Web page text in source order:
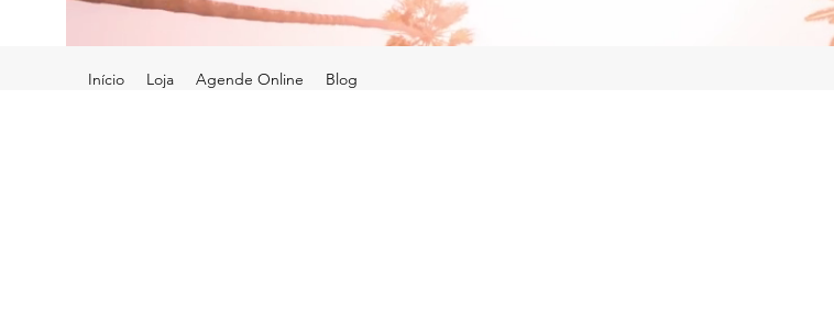
Início Loja Agende Online Blog